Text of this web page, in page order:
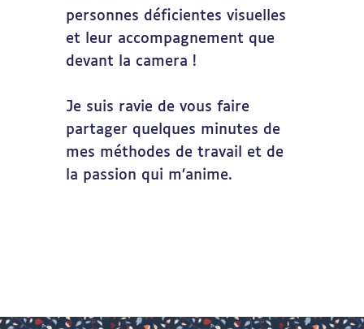
personnes déficientes visuelles
et leur accompagnement que
devant la camera !
Je suis ravie de vous faire
partager quelques minutes de
mes méthodes de travail et de
la passion qui m’anime.